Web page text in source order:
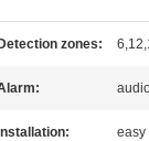
Detection zones:
Installation: easy